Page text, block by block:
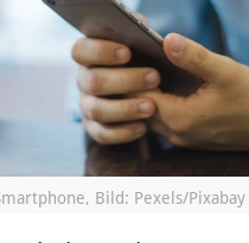
Bild: Pexels/Pixabay